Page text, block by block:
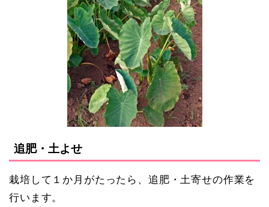
追肥・土よせ
栽培して１か月がたったら、追肥・土寄せの作業を
行います。